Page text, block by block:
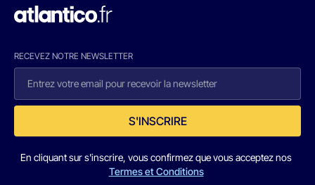
RECEVEZ NOTRE NEWSLETTER
S'INSCRIRE
En cliquant sur s'inscrire, vous confirmez que vous acceptez nos
Termes et Conditions